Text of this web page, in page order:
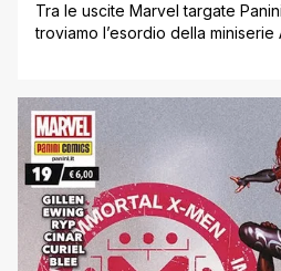
Tra le uscite Marvel targate
troviamo l’esordio della miniserie
Spider-Man. Continua inoltre
pagine de L’Invincibile Iron Man,
spaziale” dei Guardiani [']